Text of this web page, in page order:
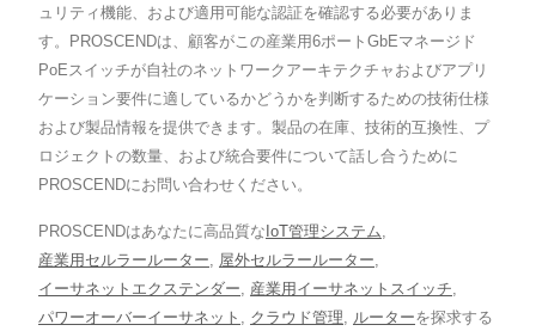
ュリティ機能、および適用可能な認証を確認する必要がありま
す。PROSCENDは、顧客がこの産業用6ポートGbEマネージド
PoEスイッチが自社のネットワークアーキテクチャおよびアプリ
ケーション要件に適しているかどうかを判断するための技術仕様
および製品情報を提供できます。製品の在庫、技術的互換性、プ
ロジェクトの数量、および統合要件について話し合うために
PROSCENDにお問い合わせください。
PROSCENDはあなたに高品質な IoT管理システム,
産業用セルラールーター, 屋外セルラールーター,
イーサネットエクステンダー, 産業用イーサネットスイッチ,
パワーオーバーイーサネット , クラウド管理, ルーターを探求する